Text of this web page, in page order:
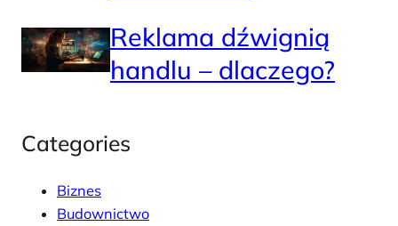
Reklama dźwignią
handlu – dlaczego?
Categories
Biznes
Budownictwo